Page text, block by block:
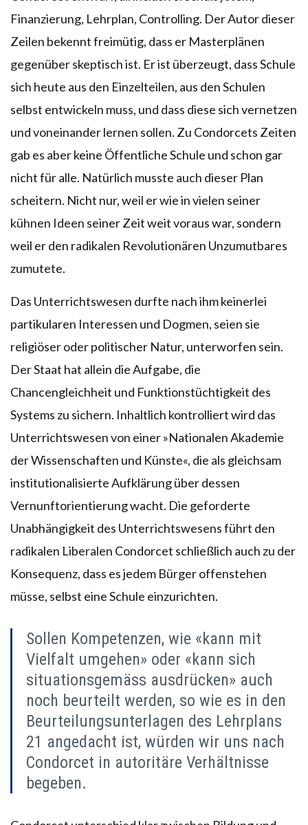
Finanzierung, Lehrplan, Controlling. Der Autor dieser
Zeilen bekennt freimütig, dass er Masterplänen
gegenüber skeptisch ist. Er ist überzeugt, dass Schule
sich heute aus den Einzelteilen, aus den Schulen
selbst entwickeln muss, und dass diese sich vernetzen
und voneinander lernen sollen. Zu Condorcets Zeiten
gab es aber keine Öffentliche Schule und schon gar
nicht für alle. Natürlich musste auch dieser Plan
scheitern. Nicht nur, weil er wie in vielen seiner
kühnen Ideen seiner Zeit weit voraus war, sondern
weil er den radikalen Revolutionären Unzumutbares
zumutete.
Das Unterrichtswesen durfte nach ihm keinerlei
partikularen Interessen und Dogmen, seien sie
religiöser oder politischer Natur, unterworfen sein.
Der Staat hat allein die Aufgabe, die
Chancengleichheit und Funktionstüchtigkeit des
Systems zu sichern. Inhaltlich kontrolliert wird das
Unterrichtswesen von einer »Nationalen Akademie
der Wissenschaften und Künste«, die als gleichsam
institutionalisierte Aufklärung über dessen
Vernunftorientierung wacht. Die geforderte
Unabhängigkeit des Unterrichtswesens führt den
radikalen Liberalen Condorcet schließlich auch zu der
Konsequenz, dass es jedem Bürger offenstehen
müsse, selbst eine Schule einzurichten.
Sollen Kompetenzen, wie «kann mit
Vielfalt umgehen» oder «kann sich
situationsgemäss ausdrücken» auch
noch beurteilt werden, so wie es in den
Beurteilungsunterlagen des Lehrplans
21 angedacht ist, würden wir uns nach
Condorcet in autoritäre Verhältnisse
begeben.